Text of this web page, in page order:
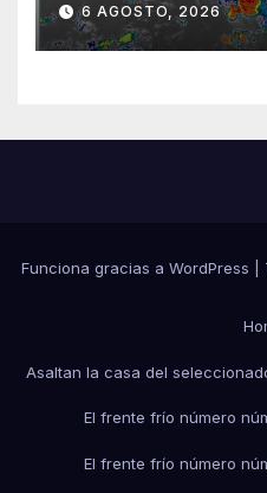
6 AGOSTO, 2026
Funciona gracias a WordPress
Asaltan la casa del
El frente frío número
El frente frío número